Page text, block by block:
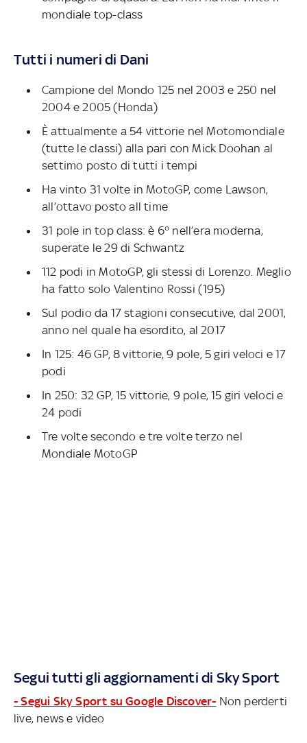
mondiale top-class
Tutti i numeri di Dani
Campione del Mondo 125 nel 2003 e 250 nel
2004 e 2005 (Honda)
È attualmente a 54 vittorie nel Motomondiale
(tutte le classi) alla pari con Mick Doohan al
settimo posto di tutti i tempi
Ha vinto 31 volte in MotoGP, come Lawson,
all’ottavo posto all time
31 pole in top class: è 6° nell’era moderna,
superate le 29 di Schwantz
112 podi in MotoGP, gli stessi di Lorenzo. Meglio
ha fatto solo Valentino Rossi (195)
Sul podio da 17 stagioni consecutive, dal 2001,
anno nel quale ha esordito, al 2017
In 125: 46 GP, 8 vittorie, 9 pole, 5 giri veloci e 17
podi
In 250: 32 GP, 15 vittorie, 9 pole, 15 giri veloci e
24 podi
Tre volte secondo e tre volte terzo nel
Mondiale MotoGP
Segui tutti gli aggiornamenti di Sky Sport
- Segui Sky Sport su Google Discover- Non perderti
live, news e video